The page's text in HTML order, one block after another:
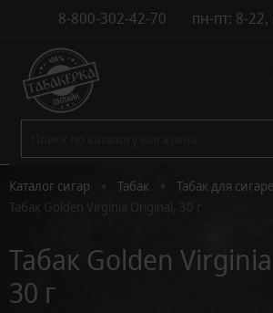
8-800-302-42-70 пн-пт: 8-22,
Каталог сигар Табак Табак для
Табак Golden Virginia Original, 30 г
Табак Golden
30 г